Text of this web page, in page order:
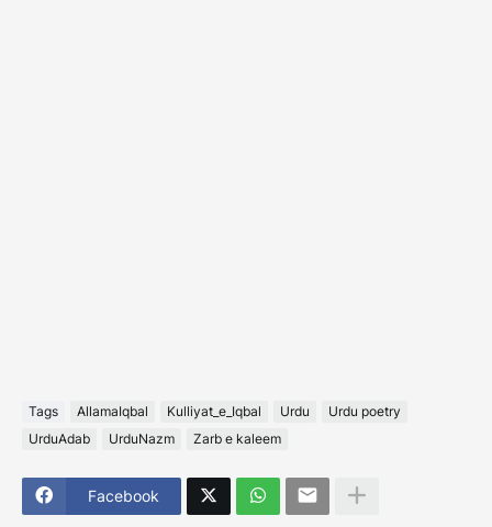
Tags AllamaIqbal Kulliyat_e_Iqbal Urdu
Urdu poetry
UrduAdab
UrduNazm Zarb e kaleem
Facebook